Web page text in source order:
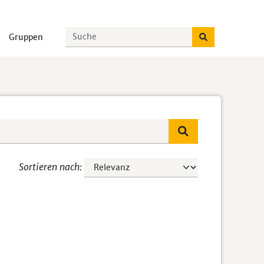
Gruppen
Sortieren nach